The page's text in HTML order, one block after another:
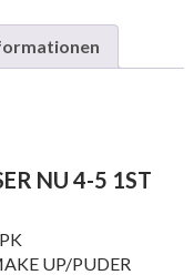
NU 4-5 1ST
UP/PUDER